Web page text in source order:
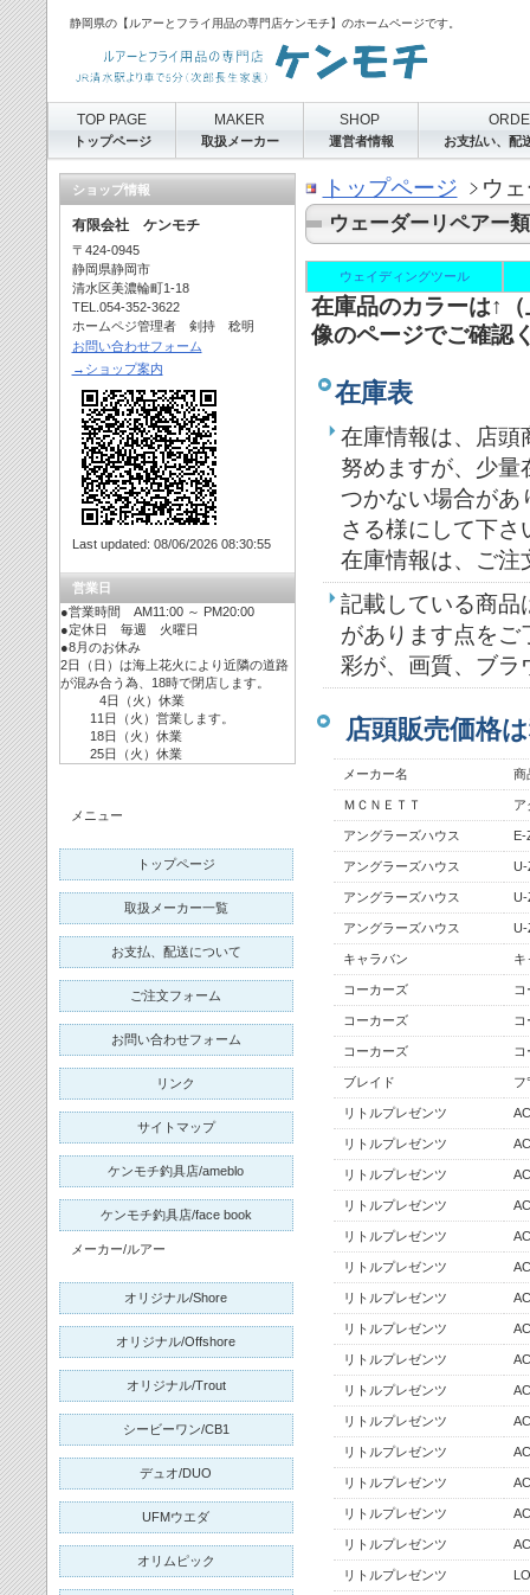
静岡県の【ルアーとフライ用品の専門店ケンモチ】のホームページです。
トップページ ウ
ウェーダーリペアー
ウェイディングツール
在庫品のカラーは↑
像のページでご確認
在庫表
在庫情報は、店頭
努めますが、少量
つかない場合があ
さる様にして下さ
在庫情報は、ご注
記載している商品
があります点をご
彩が、画質、ブラ
店頭販売価格
メーカー名 商
ＭＣＮＥＴＴ ア
アングラーズハウス E-
アングラーズハウス U-
アングラーズハウス U-
アングラーズハウス U-
キャラバン
コーカーズ
コーカーズ
コーカーズ
ブレイド フ
リトルプレゼンツ
リトルプレゼンツ
リトルプレゼンツ
リトルプレゼンツ
リトルプレゼンツ
リトルプレゼンツ
リトルプレゼンツ
リトルプレゼンツ
リトルプレゼンツ
リトルプレゼンツ
リトルプレゼンツ
リトルプレゼンツ
リトルプレゼンツ
リトルプレゼンツ
リトルプレゼンツ
リトルプレゼンツ
TOP PAGE
トップページ
MAKER
取扱メーカー
SHOP
運営者情報 お支払い、配
ショップ情報
有限会社 ケンモチ
〒424-0945
静岡県静岡市
清水区美濃輪町1-18
TEL.054-352-3622
ホームペジ管理者 剣持 稔明
お問い合わせフォーム
→ショップ案内
Last updated: 08/06/2026 08:30:55
営業日
●営業時間 AM11:00 ～ PM20:00
●定休日 毎週 火曜日
●8月のお休み
2日（日）は海上花火により近隣の道路
が混み合う為、18時で閉店します。
4日（火）休業
11日（火）営業します。
18日（火）休業
25日（火）休業
メニュー
トップページ
取扱メーカー一覧
お支払、配送について
ご注文フォーム
お問い合わせフォーム
リンク
サイトマップ
ケンモチ釣具店/ameblo
ケンモチ釣具店/face book
メーカー/ルアー
オリジナル/Shore
オリジナル/Offshore
オリジナル/Trout
シービーワン/CB1
デュオ/DUO
UFMウエダ
オリムピック